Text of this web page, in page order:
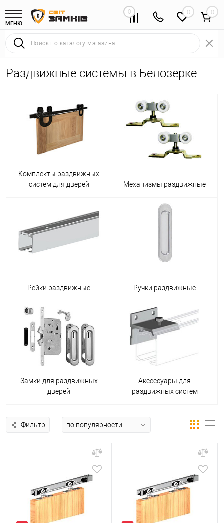
МЕНЮ
0 0
Раздвижные системы в Белозерке
Комплекты раздвижных
систем для дверей
Механизмы раздвижные
Рейки раздвижные Ручки раздвижные
Замки для раздвижных
дверей
Аксессуары для
раздвижных систем
Фильтр